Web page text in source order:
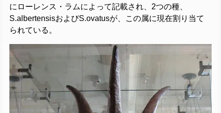
にローレンス・ラムによって記載され、2つの種、
S.albertensisおよびS.ovatusが、この属に現在割り当て
られている。